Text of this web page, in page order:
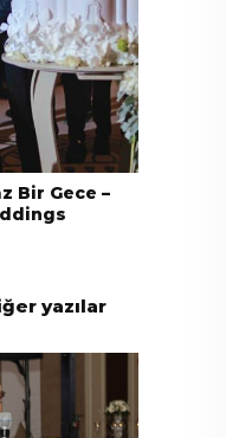
Bir Gece –
yazılar